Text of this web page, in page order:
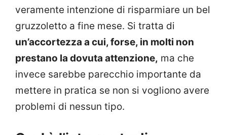
veramente intenzione di risparmiare un bel
gruzzoletto a fine mese. Si tratta di
un’accortezza a cui, forse, in molti non
prestano la dovuta attenzione, ma che
invece sarebbe parecchio importante da
mettere in pratica se non si vogliono avere
problemi di nessun tipo.